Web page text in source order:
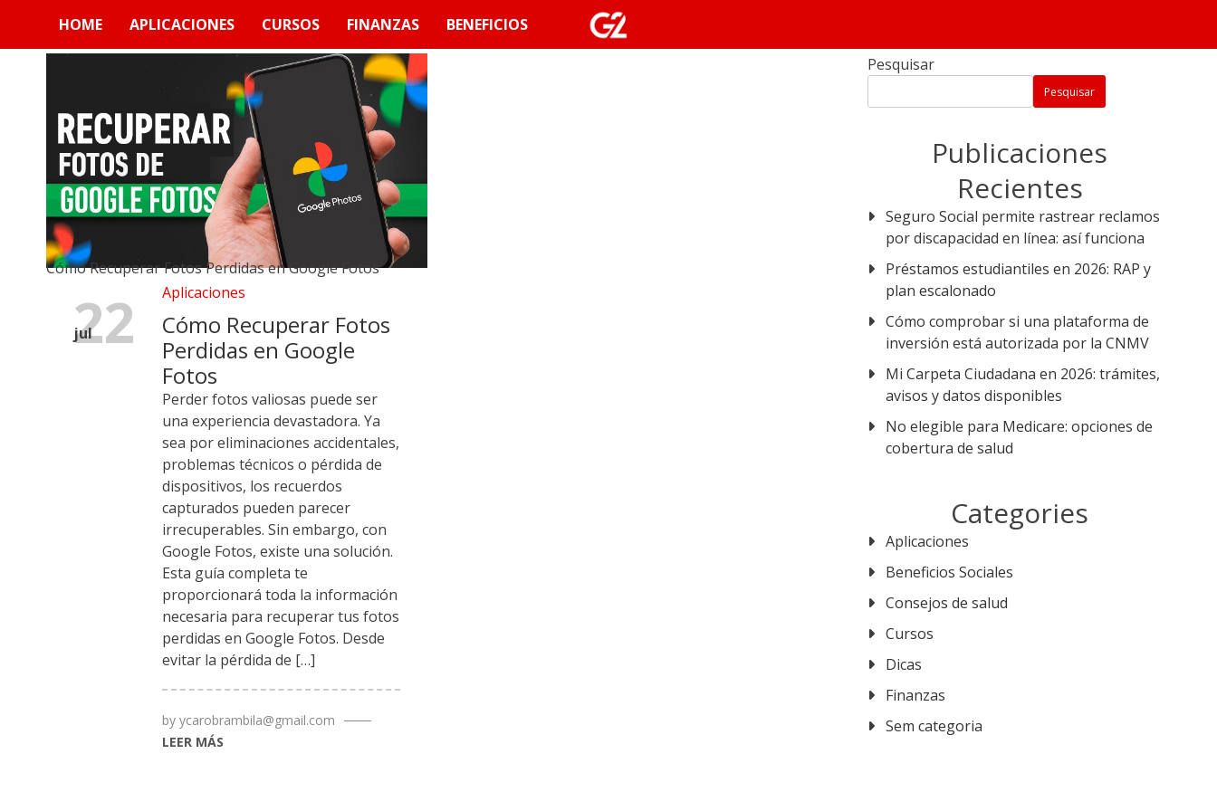
content
HOME APLICACIONES CURSOS FINANZAS BENEFICIOS G2 Dicas
recibe toda la información más reciente sobre los
bonos y programas 820 disponibles en Perú hasta
2025. Después de unirte, serás redirigido al mismo
Cómo Recuperar Fotos Perdidas en Google Fotos
jul
22 Aplicaciones
Cómo Recuperar Fotos
Perdidas en Google
Fotos
Perder fotos valiosas puede ser
una experiencia devastadora. Ya
sea por eliminaciones accidentales,
problemas técnicos o pérdida de
dispositivos, los recuerdos
capturados pueden parecer
irrecuperables. Sin embargo, con
Google Fotos, existe una solución.
Esta guía completa te
proporcionará toda la información
necesaria para recuperar tus fotos
perdidas en Google Fotos. Desde
evitar la pérdida de […]
by ycarobrambila@gmail.com
LEER MÁS
Pesquisar
Pesquisar
Publicaciones
Recientes
Seguro Social permite rastrear reclamos
por discapacidad en línea: así funciona
Préstamos estudiantiles en 2026: RAP y
plan escalonado
Cómo comprobar si una plataforma de
inversión está autorizada por la CNMV
Mi Carpeta Ciudadana en 2026: trámites,
avisos y datos disponibles
No elegible para Medicare: opciones de
cobertura de salud
Categories
Aplicaciones
Beneficios Sociales
Consejos de salud
Cursos
Dicas
Finanzas
Sem categoria